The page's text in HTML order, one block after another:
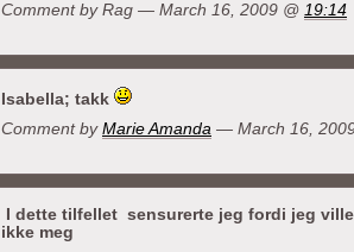
Comment by Rag — March 16, 2009 @ 19:14
Isabella; takk
Comment by Marie Amanda — March 16,
I dette tilfellet sensurerte jeg fordi jeg
ikke meg